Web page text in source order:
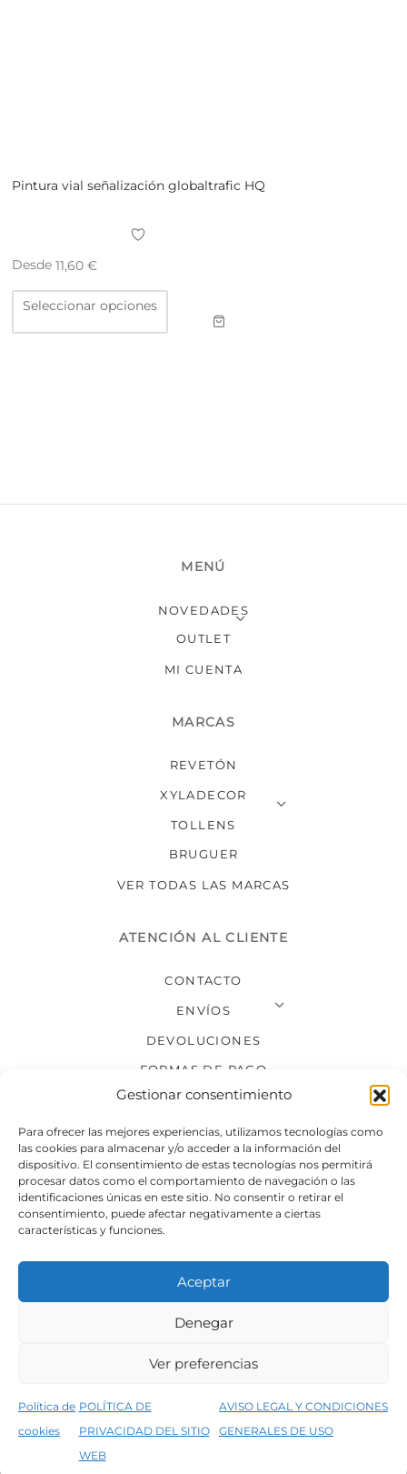
Gestionar consentimiento
Para ofrecer las mejores experiencias, utilizamos tecnologías como
las cookies para almacenar y/o acceder a la información del
dispositivo. El consentimiento de estas tecnologías nos permitirá
procesar datos como el comportamiento de navegación o las
identificaciones únicas en este sitio. No consentir o retirar el
consentimiento, puede afectar negativamente a ciertas
características y funciones.
Aceptar
Denegar
Ver preferencias
Política de
cookies
POLÍTICA DE
PRIVACIDAD DEL SITIO
WEB
AVISO LEGAL Y CONDICIONES
GENERALES DE USO
5% de descuento en tu primera compra, utiliza el código PRIMERACOMPRA
Pintura vial señalización globaltrafic HQ
Desde 11,60 €
Seleccionar opciones
Este
múltiples
MENÚ
NOVEDADES
OUTLET
MI CUENTA
MARCAS
REVETÓN
XYLADECOR
TOLLENS
BRUGUER
VER TODAS LAS MARCAS
ATENCIÓN AL CLIENTE
CONTACTO
ENVÍOS
DEVOLUCIONES
FORMAS DE PAGO
SÍGUENOS
Condiciones generales de venta
Política de privacidad del sitio web
©2026 Decopintur- todos los derechos